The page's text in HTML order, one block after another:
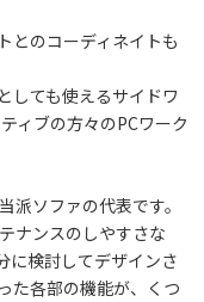
とのコーディネイトも
しても使えるサイドワ
ィブの方々のPCワーク
派ソファの代表です。
ナンスのしやすさな
に検討してデザインさ
た各部の機能が、くつ